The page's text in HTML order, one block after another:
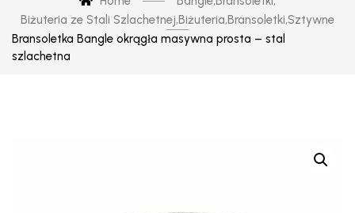
Biżuteria ze Stali Szlachetnej,Biżuteria,Bransoletki,Sztywne
Bransoletka Bangle okrągła masywna prosta – stal
szlachetna